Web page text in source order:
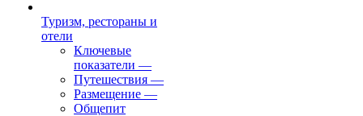
Туризм, рестораны и
отели
Ключевые
показатели —
Путешествия —
Размещение —
Общепит